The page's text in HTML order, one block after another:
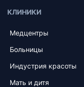
КЛИНИКИ
Медцентры
Больницы
Индустрия красоты
Мать и дитя